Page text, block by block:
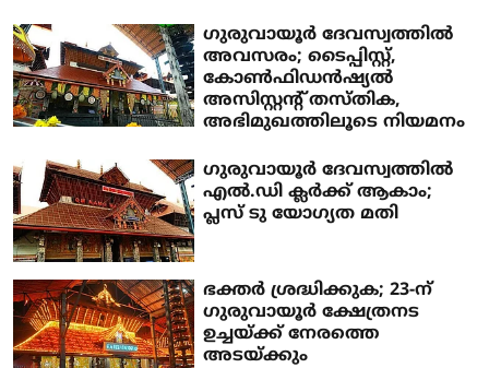
ഗുരുവായൂർ ദേവസ്വത്തിൽ
അവസരം; ടൈപ്പിസ്റ്റ്,
കോൺഫിഡൻഷ്യൽ
അസിസ്റ്റന്റ് തസ്തിക,
അഭിമുഖത്തിലൂടെ നിയമനം
ഗുരുവായൂർ ദേവസ്വത്തിൽ
എൽ.ഡി ക്ലർക്ക് ആകാം;
പ്ലസ് ടു യോഗ്യത മതി
ഭക്തർ ശ്രദ്ധിക്കുക; 23-ന്
ഗുരുവായൂർ ക്ഷേത്രനട
ഉച്ചയ്ക്ക് നേരത്തെ
അടയ്ക്കും